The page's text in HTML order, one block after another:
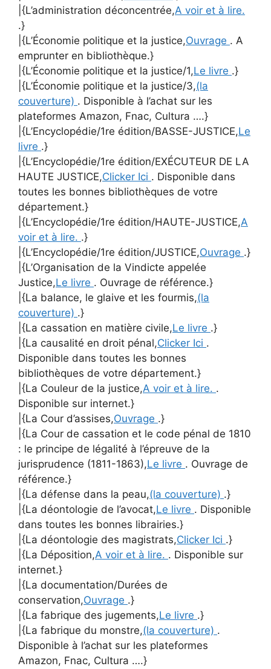
|{L’administration déconcentrée,A voir et à lire.
.}
|{L’Économie politique et la justice,Ouvrage . A
emprunter en bibliothèque.}
|{L’Économie politique et la justice/1,Le livre .}
|{L’Économie politique et la justice/3,(la
couverture) . Disponible à l’achat sur les
plateformes Amazon, Fnac, Cultura ….}
|{L’Encyclopédie/1re édition/BASSE-JUSTICE,Le
livre .}
|{L’Encyclopédie/1re édition/EXÉCUTEUR DE LA
HAUTE JUSTICE,Clicker Ici . Disponible dans
toutes les bonnes bibliothèques de votre
département.}
|{L’Encyclopédie/1re édition/HAUTE-JUSTICE,A
voir et à lire. .}
|{L’Encyclopédie/1re édition/JUSTICE,Ouvrage .}
|{L’Organisation de la Vindicte appelée
Justice,Le livre . Ouvrage de référence.}
|{La balance, le glaive et les fourmis,(la
couverture) .}
|{La cassation en matière civile,Le livre .}
|{La causalité en droit pénal,Clicker Ici .
Disponible dans toutes les bonnes
bibliothèques de votre département.}
|{La Couleur de la justice,A voir et à lire. .
Disponible sur internet.}
|{La Cour d’assises,Ouvrage .}
|{La Cour de cassation et le code pénal de 1810
: le principe de légalité à l’épreuve de la
jurisprudence (1811-1863),Le livre . Ouvrage de
référence.}
|{La défense dans la peau,(la couverture) .}
|{La déontologie de l’avocat,Le livre . Disponible
dans toutes les bonnes librairies.}
|{La déontologie des magistrats,Clicker Ici .}
|{La Déposition,A voir et à lire. . Disponible sur
internet.}
|{La documentation/Durées de
conservation,Ouvrage .}
|{La fabrique des jugements,Le livre .}
|{La fabrique du monstre,(la couverture) .
Disponible à l’achat sur les plateformes
Amazon, Fnac, Cultura ….}